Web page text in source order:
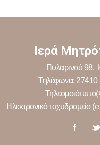
Ιερά
Πυλαρινού 98,
Τηλέφωνα: 27410
Ηλεκτρονικό ταχυδρομείο